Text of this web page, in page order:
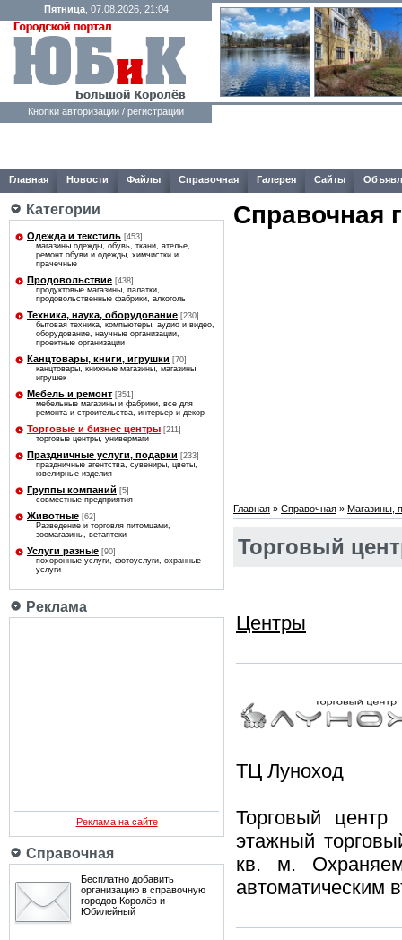
Пятница, 07.08.2026, 21:04
Кнопки авторизации / регистрации
Главная Новости Файлы Справочная Галерея Сайты
Категории
Одежда и текстиль [453]
магазины одежды, обувь, ткани, ателье,
ремонт обуви и одежды, химчистки и
прачечные
Продовольствие [438]
продуктовые магазины, палатки,
продовольственные фабрики, алкоголь
Техника, наука, оборудование [230]
бытовая техника, компьютеры, аудио и видео,
оборудование, научные организации,
проектные организации
Канцтовары, книги, игрушки [70]
канцтовары, книжные магазины, магазины
игрушек
Мебель и ремонт [351]
мебельные магазины и фабрики, все для
ремонта и строительства, интерьер и декор
Торговые и бизнес центры [211]
торговые центры, универмаги
Праздничные услуги, подарки [233]
праздничные агентства, сувениры, цветы,
ювелирные изделия
Группы компаний [5]
совместные предприятия
Животные [62]
Разведение и торговля питомцами,
зоомагазины, ветаптеки
Услуги разные [90]
похоронные услуги, фотоуслуги, охранные
услуги
Реклама
Реклама на сайте
Справочная
Бесплатно добавить
организацию в справочную
городов Королёв и
Юбилейный
Справочная
Главная » Справочная » Магазины,
Торговый
Центры
ТЦ Луноход
Торговый
этажный
кв. м.
автоматическим